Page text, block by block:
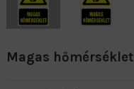
Magas hőmérséklet